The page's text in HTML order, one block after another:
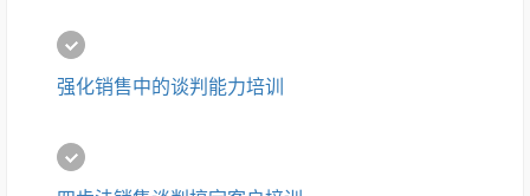
强化销售中的谈判能力培训